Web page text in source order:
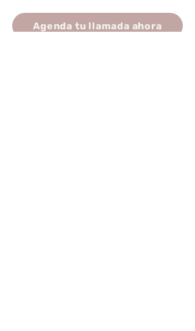
Agenda tu llamada ahora